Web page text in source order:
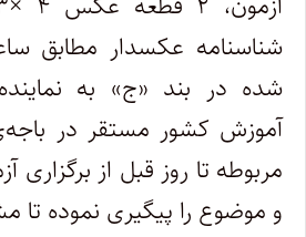
شناسنامه عکسدار مطابق
شده در بند «ج» به
آموزش کشور مستقر در
مربوطه تا روز قبل از برگزاری
و موضوع را پیگیری نموده